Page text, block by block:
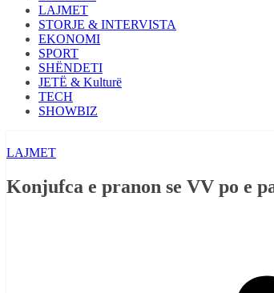
LAJMET
STORJE & INTERVISTA
EKONOMI
SPORT
SHËNDETI
JETË & Kulturë
TECH
SHOWBIZ
LAJMET
Konjufca e pranon se VV po e